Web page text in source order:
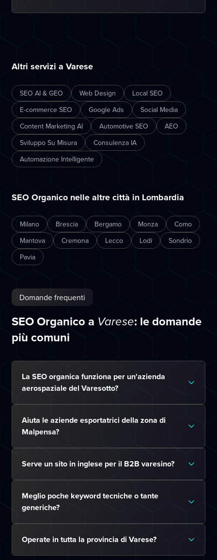
Altri servizi a Varese
SEO AI & GEO Web Design
Local SEO
E-commerce SEO
Google Ads
Social Media
Content Marketing AI
Automotive SEO
AEO
Sviluppo Su Misura
Consulenza IA
Automazione Intelligente
SEO Organico nelle altre città in Lombardia
Milano Brescia Bergamo Monza
Como
Mantova
Cremona Lecco Lodi
Sondrio
Pavia
Domande frequenti
SEO Organico a Varese: le domande
più comuni
La SEO organica funziona per un'azienda
aerospaziale del Varesotto?
Aiuta le aziende esportatrici della zona di
Malpensa?
Serve un sito in inglese per il B2B varesino?
Meglio poche keyword tecniche o tante
generiche?
Operate in tutta la provincia di Varese?